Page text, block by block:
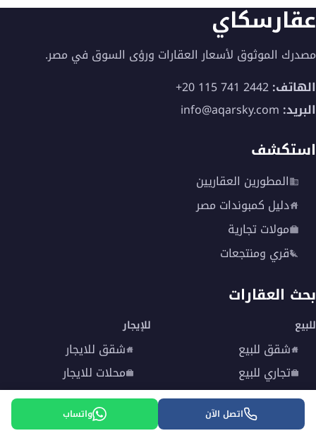
عقارسكاي
مصدرك الموثوق لأسعار العقارات ورؤى السوق في مصر.
الهاتف:+20 115 741 2442
البريد: info@aqarsky.com
استكشف
المطورين العقاريين
دليل كمبوندات مصر
مولات تجارية
قري ومنتجعات
بحث العقارات
للبيع
شقق للبيع
تجاري للبيع
شاليهات للبيع
للإيجار
شقق للايجار
محلات للايجار
شاليهات للايجار
منهجية تحديث الأسعار
اتصل الآن واتساب